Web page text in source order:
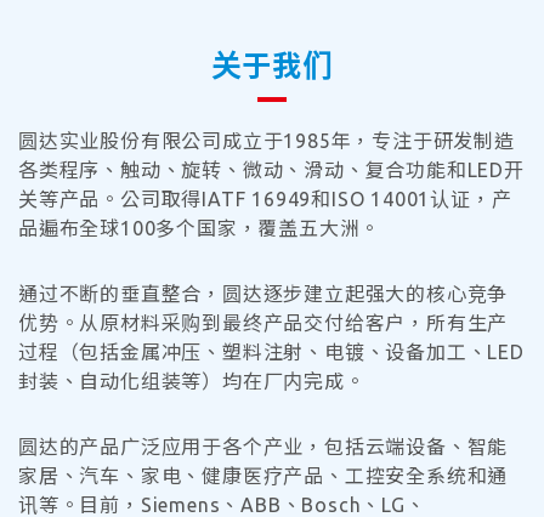
关于我们
圆达实业股份有限公司成立于1985年，专注于研发制造
各类程序、触动、旋转、微动、滑动、复合功能和LED开
关等产品。公司取得IATF 16949和ISO 14001认证，产
品遍布全球100多个国家，覆盖五大洲。
通过不断的垂直整合，圆达逐步建立起强大的核心竞争
优势。从原材料采购到最终产品交付给客户，所有生产
过程（包括金属冲压、塑料注射、电镀、设备加工、LED
封装、自动化组装等）均在厂内完成。
圆达的产品广泛应用于各个产业，包括云端设备、智能
家居、汽车、家电、健康医疗产品、工控安全系统和通
讯等。目前，Siemens、ABB、Bosch、LG、